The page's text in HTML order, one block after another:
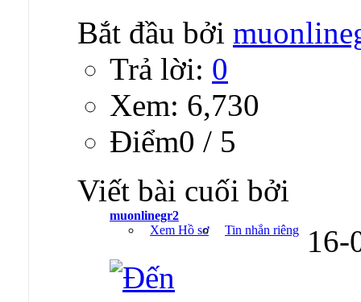
Bắt đầu bởi
Trả lời: 0
Xem: 6,730
Ðiểm0 / 5
Viết bài cuối bởi
muonlinegr2
Xem Hồ sơ
Tin nhắn riêng